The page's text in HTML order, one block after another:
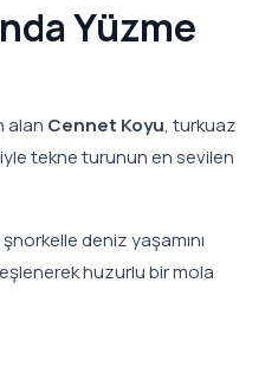
Yüzme
alan Cennet Koyu, turkuaz
tekne turunun en sevilen
deniz yaşamını
huzurlu bir mola